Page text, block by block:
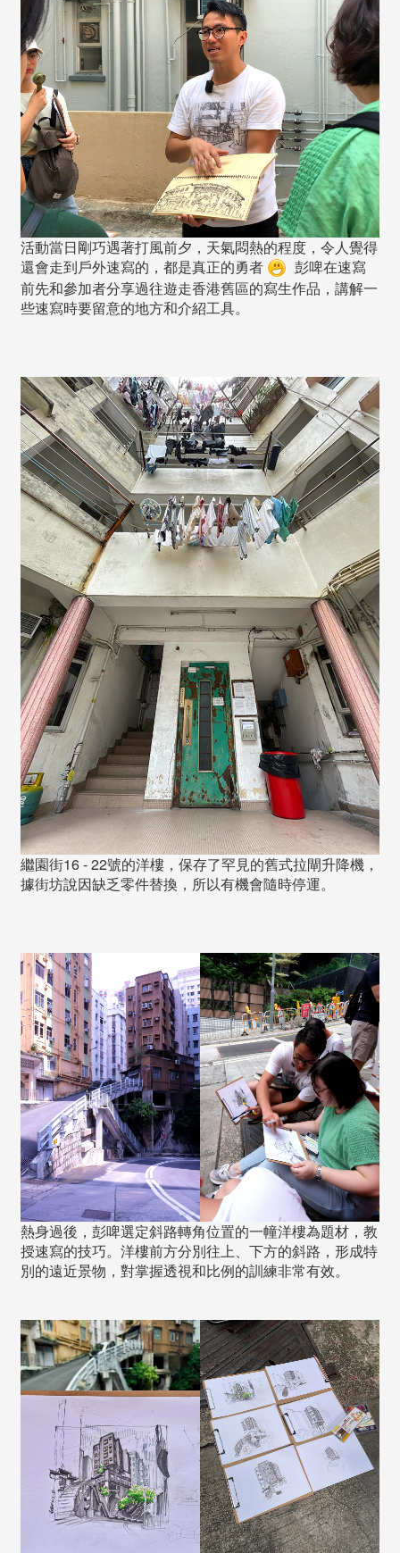
活動當日剛巧遇著打風前夕，天氣悶熱的程度，令人覺得
還會走到戶外速寫的，都是真正的勇者
彭啤在速寫
前先和參加者分享過往遊走香港舊區的寫生作品，講解一
些速寫時要留意的地方和介紹工具。
繼園街16 - 22號的洋樓，保存了罕見的舊式拉閘升降機，
據街坊說因缺乏零件替換，所以有機會隨時停運。
熱身過後，彭啤選定斜路轉角位置的一幢洋樓為題材，教
授速寫的技巧。洋樓前方分別往上、下方的斜路，形成特
別的遠近景物，對掌握透視和比例的訓練非常有效。